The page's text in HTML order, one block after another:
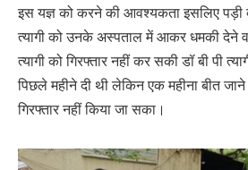
इस यज्ञ को करने की आवश्यकता इसलिए पड़ी
त्यागी को उनके अस्पताल में आकर धमकी देने
त्यागी को गिरफ्तार नहीं कर सकी डॉ बी पी
पिछले महीने दी थी लेकिन एक महीना बीत
गिरफ्तार नहीं किया जा सका।